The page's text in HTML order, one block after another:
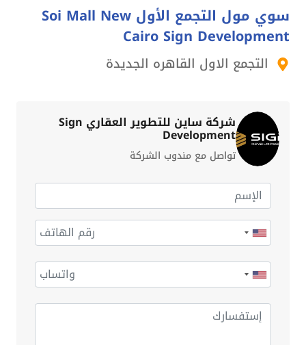
سوي مول التجمع الأول Soi Mall New
Cairo Sign Development
التجمع الاول القاهره الجديدة
شركة ساين للتطوير العقاري Sign
Development
تواصل مع مندوب الشركة